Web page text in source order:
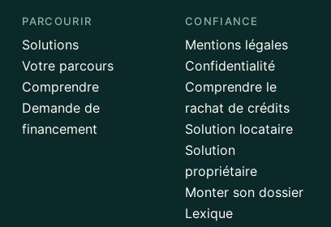
PARCOURIR
Solutions
Votre parcours
Comprendre
Demande de
financement
CONFIANCE
Mentions légales
Confidentialité
Comprendre le
rachat de crédits
Solution locataire
Solution
propriétaire
Monter son dossier
Lexique